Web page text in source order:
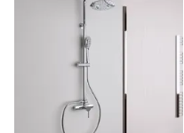
Azionamento
Leva monocomando
Altezza
150 cm